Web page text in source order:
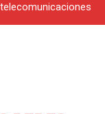
telecomunicaciones